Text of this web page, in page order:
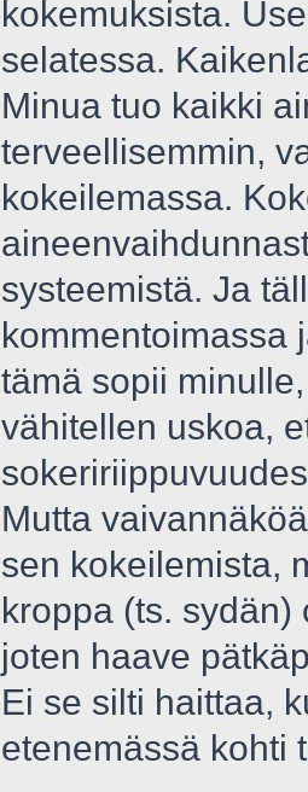
kokemuksista.
selatessa.
Minua tuo kaikki
terveellisemmin,
kokeilemassa.
systeemistä. Ja
kommentoimassa
tämä sopii
vähitellen uskoa,
Mutta
sen kokeilemista,
kroppa (ts.
joten haave
Ei se silti haittaa,
etenemässä kohti